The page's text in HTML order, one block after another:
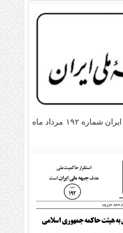
نشریه پیام جبهه ملی ایران شماره ۱۹۲ مرداد ماه